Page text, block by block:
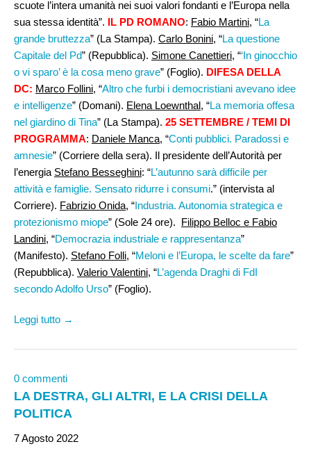
scuote l’intera umanità nei suoi valori fondanti e l’Europa nella
sua stessa identità”. IL PD ROMANO: Fabio Martini, “La
grande bruttezza” (La Stampa). Carlo Bonini, “La questione
Capitale del Pd” (Repubblica). Simone Canettieri, “‘In ginocchio
o vi sparo’ è la cosa meno grave” (Foglio). DIFESA DELLA
DC: Marco Follini, “Altro che furbi i democristiani avevano idee
e intelligenze” (Domani). Elena Loewnthal, “La memoria offesa
nel giardino di Tina” (La Stampa). 25 SETTEMBRE / TEMI DI
PROGRAMMA: Daniele Manca, “Conti pubblici. Paradossi e
amnesie” (Corriere della sera). Il presidente dell’Autorità per
l’energia Stefano Besseghini: “L’autunno sarà difficile per
attività e famiglie. Sensato ridurre i consumi.” (intervista al
Corriere). Fabrizio Onida, “Industria. Autonomia strategica e
protezionismo miope” (Sole 24 ore). Filippo Belloc e Fabio
Landini, “Democrazia industriale e rappresentanza”
(Manifesto). Stefano Folli, “Meloni e l’Europa, le scelte da fare”
(Repubblica). Valerio Valentini, “L’agenda Draghi di FdI
secondo Adolfo Urso” (Foglio).
Leggi tutto →
0 commenti
LA DESTRA, GLI ALTRI, E LA CRISI DELLA
POLITICA
7 Agosto 2022